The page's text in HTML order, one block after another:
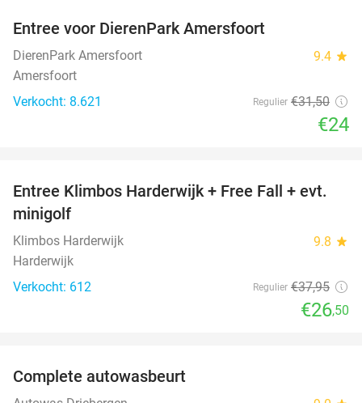
Entree voor DierenPark Amersfoort
DierenPark Amersfoort 9.4 star
Amersfoort
Verkocht: 8.621
Regulier €31,50
€24
30%
Entree Klimbos Harderwijk + Free Fall + evt.
minigolf
Klimbos Harderwijk 9.8 star
Harderwijk
Verkocht: 612
Regulier €37,95
€26,50
NEW
TODAY
Complete autowasbeurt